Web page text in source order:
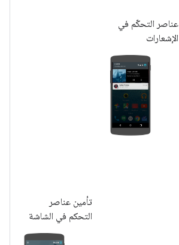
عناصر التحكّم في
الإشعارات
تأمين عناصر
التحكم في الشاشة